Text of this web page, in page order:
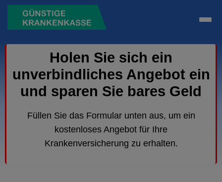
Holen Sie sich ein
unverbindliches Angebot ein
und sparen Sie bares Geld
Füllen Sie das Formular unten aus, um ein
kostenloses Angebot für Ihre
Krankenversicherung zu erhalten.